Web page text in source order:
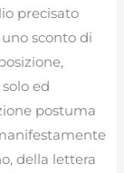
precisato
sconto di
ed
postuma
della lettera